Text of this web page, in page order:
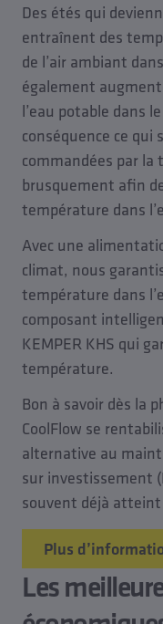
Des étés qui
entraînent des
de l’air ambiant
également
l’eau potable dans
conséquence ce qui
commandées par
brusquement afin
température dans
Avec une
climat, nous
température dans
composant
KEMPER KHS qui
température.
Bon à savoir dès la
CoolFlow se
alternative au
sur investissement
souvent déjà
Plus
Les